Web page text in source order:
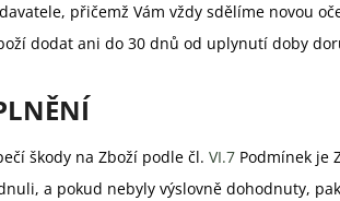
přičemž Vám vždy sdělíme novou
dodat ani do 30 dnů od uplynutí doby
škody na Zboží podle čl. VI.7 Podmínek je
a pokud nebyly výslovně dohodnuty,